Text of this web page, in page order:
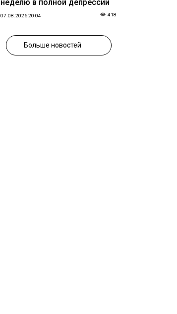
неделю в полной депрессии
07.08.2026 20:04 418
Больше новостей